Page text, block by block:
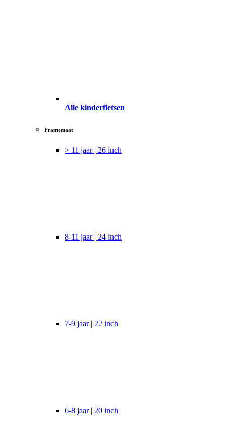
Alle kinderfietsen
Framemaat
> 11 jaar | 26 inch
8-11 jaar | 24 inch
7-9 jaar | 22 inch
6-8 jaar | 20 inch